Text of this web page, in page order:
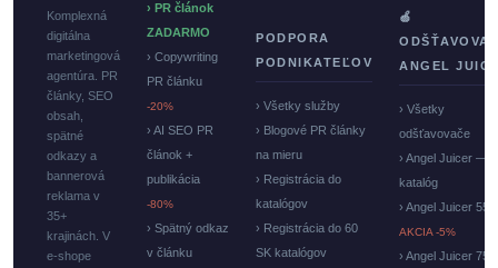
Komplexná
digitálna
marketingová
agentúra. PR
články, SEO
obsah,
spätné
odkazy a
bannerová
reklama v
35+
krajinách. V
e-shope
› PR článok
ZADARMO
› Copywriting
PR článku
-20%
› AI SEO PR
článok +
publikácia
-80%
› Spätný odkaz
v článku
PODPORA
PODNIKATEĽOV
› Všetky služby
› Blogové PR články
na mieru
› Registrácia do
katalógov
› Registrácia do 60
SK katalógov
🍏
ANGEL
› Všetky
odšťavovače
› Angel Juicer —
katalóg
› Angel Juicer
AKCIA -5%
› Angel Juicer